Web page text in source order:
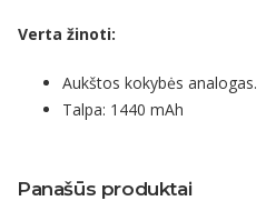
Verta žinoti:
Aukštos kokybės analogas.
Talpa: 1440 mAh
Panašūs produktai